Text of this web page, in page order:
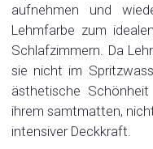
aufnehmen und
Lehmfarbe zum
Schlafzimmern. Da
sie nicht im
ästhetische
ihrem samtmatten,
intensiver Deckkraft.